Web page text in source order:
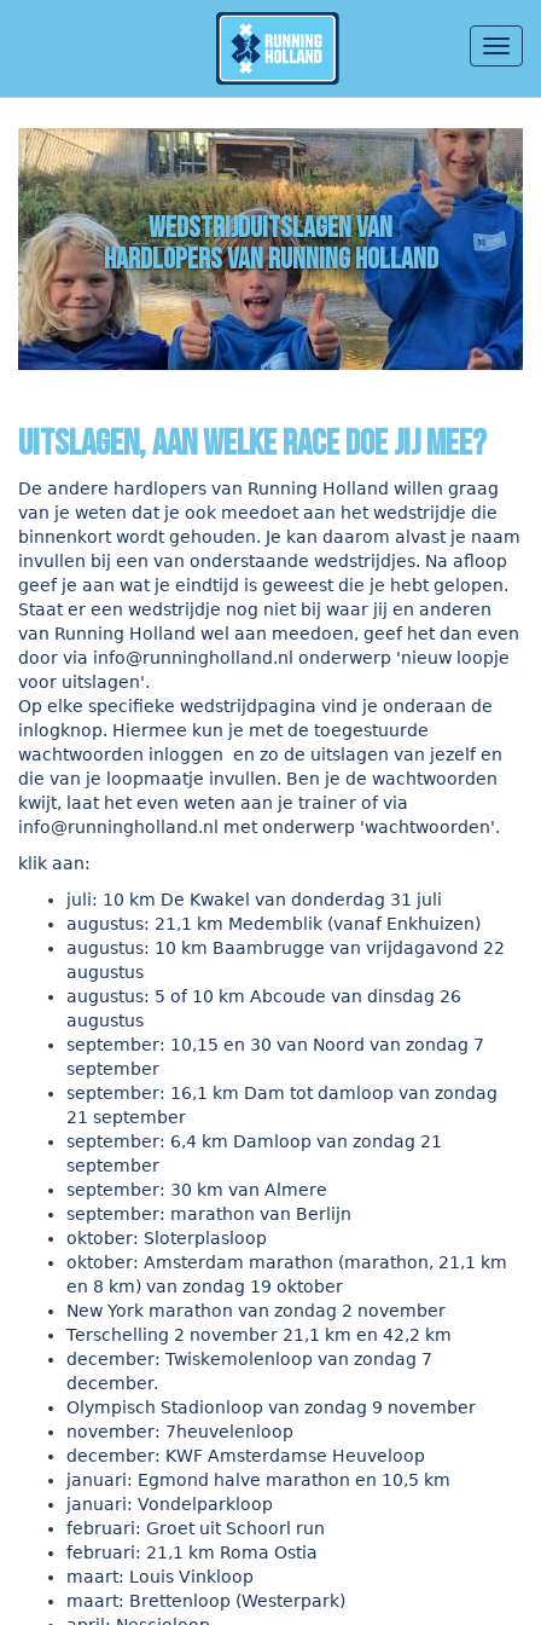
Overslaan en naar de inhoud gaan
wedstrijduitslagen van
hardlopers van Running Holland
uitslagen, aan welke race doe jij mee?
De andere hardlopers van Running Holland willen graag
van je weten dat je ook meedoet aan het wedstrijdje die
binnenkort wordt gehouden. Je kan daarom alvast je naam
invullen bij een van onderstaande wedstrijdjes. Na afloop
geef je aan wat je eindtijd is geweest die je hebt gelopen.
Staat er een wedstrijdje nog niet bij waar jij en anderen
van Running Holland wel aan meedoen, geef het dan even
door via info@runningholland.nl onderwerp 'nieuw loopje
voor uitslagen'.
Op elke specifieke wedstrijdpagina vind je onderaan de
inlogknop. Hiermee kun je met de toegestuurde
wachtwoorden inloggen en zo de uitslagen van jezelf en
die van je loopmaatje invullen. Ben je de wachtwoorden
kwijt, laat het even weten aan je trainer of via
info@runningholland.nl
met onderwerp 'wachtwoorden'.
klik aan:
juli: 10 km De Kwakel van donderdag 31 juli
augustus: 21,1 km Medemblik (vanaf Enkhuizen)
augustus: 10 km Baambrugge van vrijdagavond 22
augustus
augustus: 5 of 10 km Abcoude van dinsdag 26
augustus
september: 10,15 en 30 van Noord van zondag 7
september
september: 16,1 km Dam tot damloop van zondag
21 september
september: 6,4 km Damloop van zondag 21
september
september: 30 km van Almere
september: marathon van Berlijn
oktober: Sloterplasloop
oktober: Amsterdam marathon (marathon, 21,1 km
en 8 km) van zondag 19 oktober
New York marathon van zondag 2 november
Terschelling 2 november 21,1 km en 42,2 km
december: Twiskemolenloop van zondag 7
december.
Olympisch Stadionloop van zondag 9 november
november: 7heuvelenloop
december: KWF Amsterdamse Heuveloop
januari: Egmond halve marathon en 10,5 km
januari: Vondelparkloop
februari: Groet uit Schoorl run
februari: 21,1 km Roma Ostia
maart: Louis Vinkloop
maart: Brettenloop (Westerpark)